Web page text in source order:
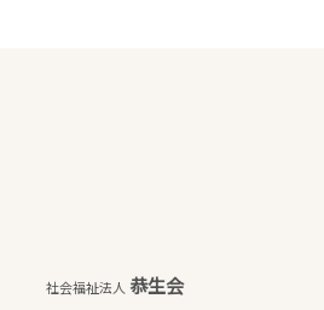
社会福祉法人 恭生会